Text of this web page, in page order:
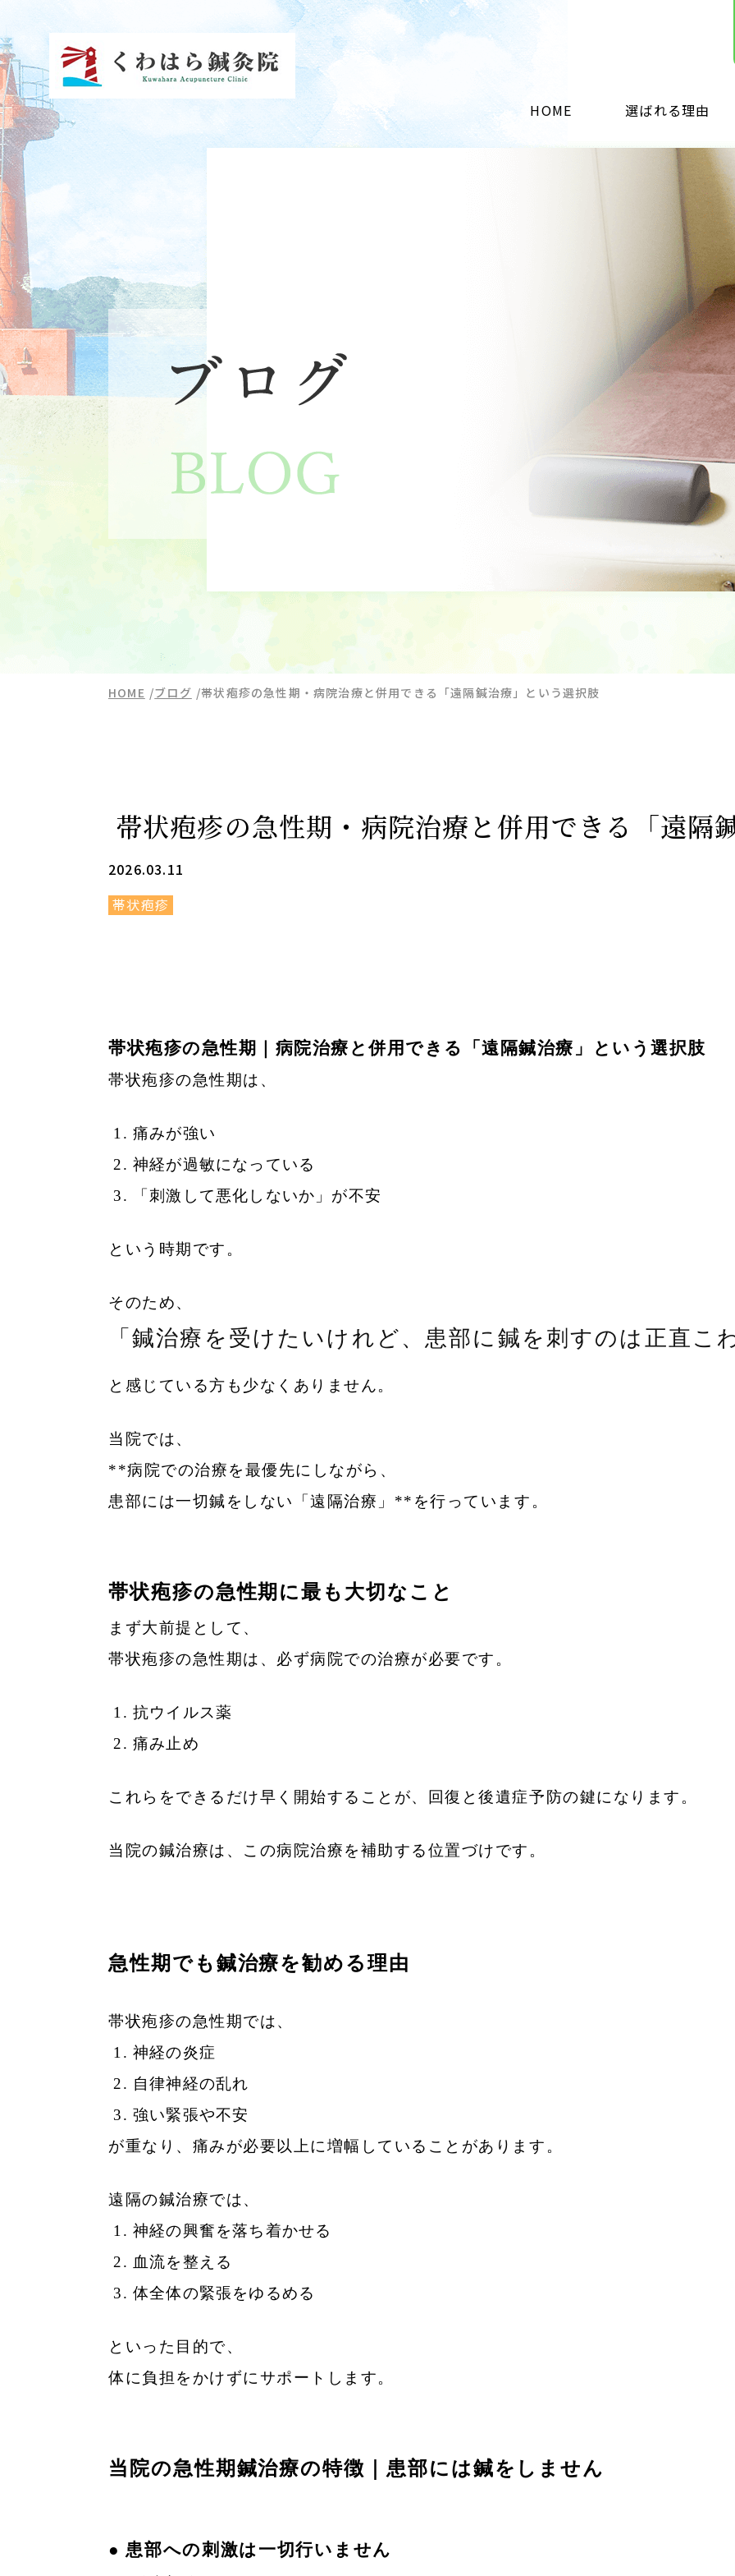
HOME 選ばれる理由
HOME ブログ 帯状疱疹の急性期・病院治療と併用できる「遠隔鍼治療」という選択肢
帯状疱疹の急性期・病院治療と併用できる「遠隔
2026.03.11
帯状疱疹
帯状疱疹の急性期｜病院治療と併用できる「遠隔鍼治療」という選択肢
帯状疱疹の急性期は、
痛みが強い
神経が過敏になっている
「刺激して悪化しないか」が不安
という時期です。
そのため、
「鍼治療を受けたいけれど、 患部に鍼を刺すのは正直こ
と感じている方も少なくありません。
当院では、
**病院での治療を最優先にしながら、
患部には一切鍼をしない「遠隔治療」**を行っています。
帯状疱疹の急性期に最も大切なこと
まず大前提として、
帯状疱疹の急性期は、必ず病院での治療が必要です。
抗ウイルス薬
痛み止め
これらをできるだけ早く開始することが、 回復と後遺症予防の鍵になります。
当院の鍼治療は、 この病院治療を補助する位置づけです。
急性期でも鍼治療を勧める理由
帯状疱疹の急性期では、
神経の炎症
自律神経の乱れ
強い緊張や不安
が重なり、 痛みが必要以上に増幅していることがあります。
遠隔の鍼治療では、
神経の興奮を落ち着かせる
血流を整える
体全体の緊張をゆるめる
といった目的で、
体に負担をかけずにサポートします。
当院の急性期鍼治療の特徴｜患部には鍼をしません
● 患部への刺激は一切行いません